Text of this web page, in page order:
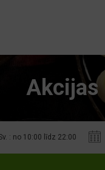
Akcijas
: no 10:00 līdz 22:00